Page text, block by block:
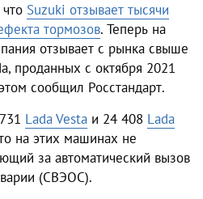
Suzuki отзывает тысячи
тормозов. Теперь на
отзывает с рынка свыше
проданных с октября 2021
сообщил Росстандарт.
Lada Vesta и 24 408 Lada
на этих машинах не
за автоматический вызов
(СВЭОС).